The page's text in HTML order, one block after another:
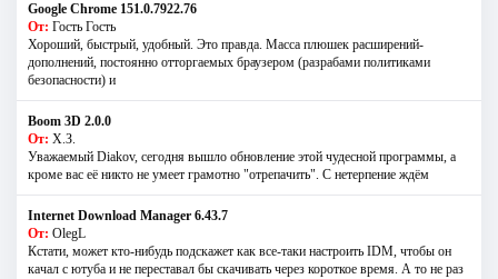
Google Chrome 151.0.7922.76
От: Гость Гость
Хороший, быстрый, удобный. Это правда. Масса плюшек расширений-
дополнений, постоянно отторгаемых браузером (разрабами политиками
безопасности) и
Boom 3D 2.0.0
От: Х.З.
Уважаемый Diakov, сегодня вышло обновление этой чудесной программы, а
кроме вас её никто не умеет грамотно "отрепачить". С нетерпение ждём
Internet Download Manager 6.43.7
От: OlegL
Кстати, может кто-нибудь подскажет как все-таки настроить IDM, чтобы он
качал с ютуба и не переставал бы скачивать через короткое время. А то не раз